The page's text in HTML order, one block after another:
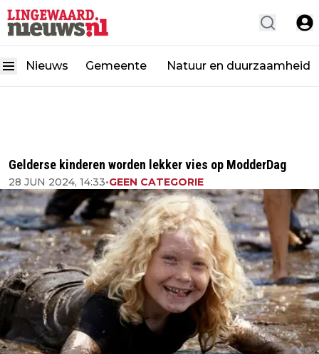
Nieuws Gemeente Natuur en duurzaamheid
Gelderse kinderen worden lekker vies op ModderDag
28 JUN 2024, 14:33•GEEN CATEGORIE